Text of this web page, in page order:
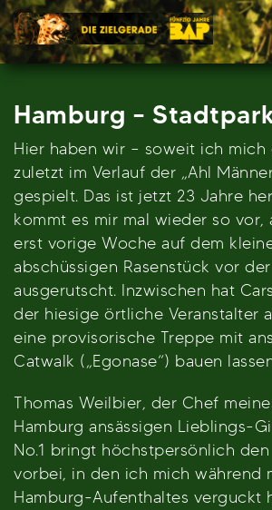
Skip
to
content
Hamburg –
Hier haben wir – soweit ich mich
zuletzt im Verlauf der „Ahl
gespielt. Das ist jetzt 23 Jahre
kommt es mir mal wieder so vor,
erst vorige Woche auf dem
abschüssigen Rasenstück vor
ausgerutscht. Inzwischen hat
der hiesige örtliche Veranstalter
eine provisorische Treppe mit
Catwalk („Egonase“) bauen
Thomas Weilbier, der Chef
Hamburg ansässigen Lieblings-
No.1 bringt höchstpersönlich den
vorbei, in den ich mich während
Hamburg-Aufenthaltes verguckt